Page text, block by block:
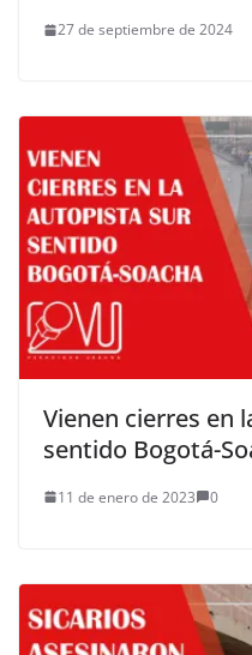
27 de septiembre de 2024
Vienen cierres en
sentido Bogotá-
11 de enero de 2023 0